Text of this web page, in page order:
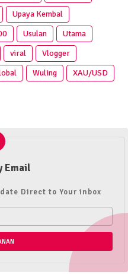
Upaya Kembal
Usulan
Utama
viral
Vlogger
Wuling
XAU/USD
Email
Direct to Your inbox